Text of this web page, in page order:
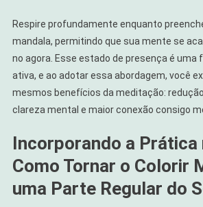
Respire profundamente enquanto
mandala, permitindo que sua mente se
no agora. Esse estado de presença é uma
ativa, e ao adotar essa abordagem, você
mesmos benefícios da meditação:
clareza mental e maior conexão consigo
Incorporando a Prática
Como Tornar o Colorir
uma Parte Regular do